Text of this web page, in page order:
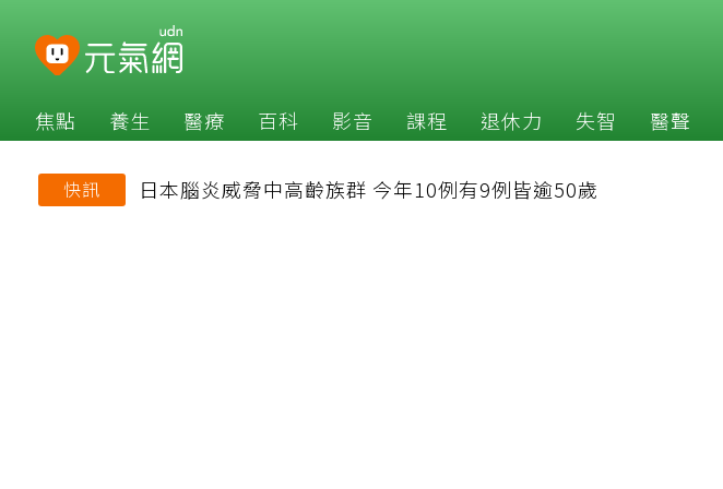
焦點 養生 醫療 百科 影音 課程 退休力 失智 醫聲
快訊 日本腦炎威脅中高齡族群 今年10例有9例皆逾50歲